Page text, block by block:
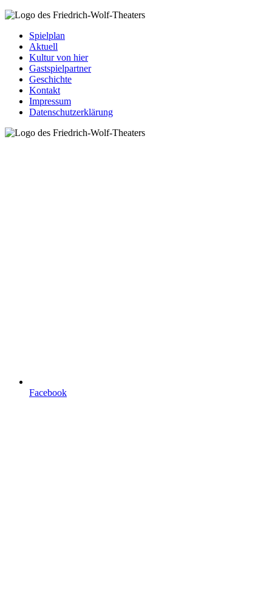
Spielplan
Aktuell
Kultur von hier
Gastspielpartner
Geschichte
Kontakt
Impressum
Datenschutzerklärung
Facebook